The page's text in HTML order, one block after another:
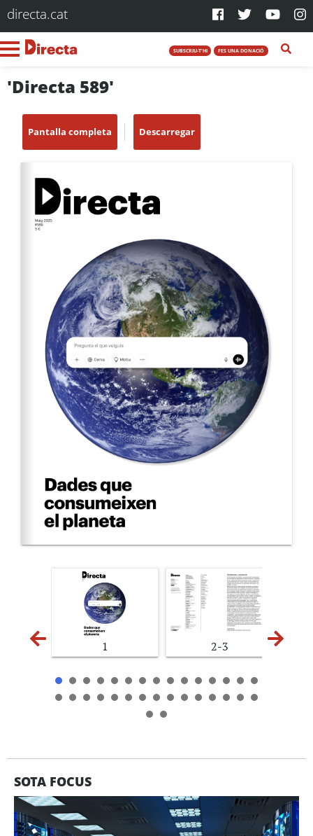
directa.cat
SUBSCRIU-T'HI FES UNA DONACIÓ
'Directa 589'
Pantalla completa Descarregar
1 2-3
SOTA FOCUS